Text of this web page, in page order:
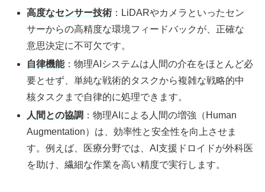
高度なセンサー技術 ：LiDARやカメラといったセン
サーからの高精度な環境フィードバックが、正確な
意思決定に不可欠です。
自律機能：物理AIシステムは人間の介在をほとんど必
要とせず、単純な戦術的タスクから複雑な戦略的中
核タスクまで自律的に処理できます。
人間との協調 ：物理AIによる人間の増強（Human
Augmentation）は、効率性と安全性を向上させま
す。例えば、医療分野では、AI支援ドロイドが外科医
を助け、繊細な作業を高い精度で実行します。